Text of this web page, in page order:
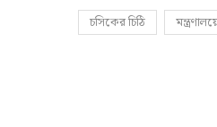
চসিকের চিঠি